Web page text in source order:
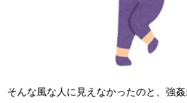
そんな風な人に見えなかったのと、強姦